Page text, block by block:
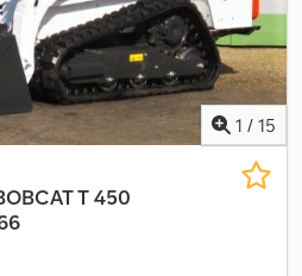
1 / 15
T 450